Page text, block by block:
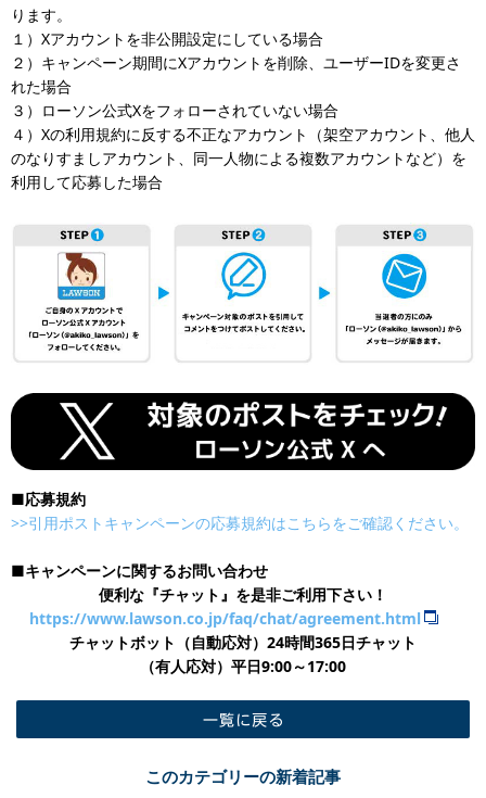
ります。
１）Xアカウントを非公開設定にしている場合
２）キャンペーン期間にXアカウントを削除、ユーザーIDを変更さ
れた場合
３）ローソン公式Xをフォローされていない場合
４）Xの利用規約に反する不正なアカウント（架空アカウント、他人
のなりすましアカウント、同一人物による複数アカウントなど）を
利用して応募した場合
■応募規約
>>引用ポストキャンペーンの応募規約はこちらをご確認ください。
■キャンペーンに関するお問い合わせ
便利な『チャット』を是非ご利用下さい！
https://www.lawson.co.jp/faq/chat/agreement.html
チャットボット（自動応対）24時間365日チャット
​（有人応対）平日9:00～17:00
このカテゴリーの新着記事